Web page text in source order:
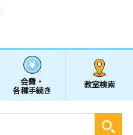
会費・
各種手続き
教室検索